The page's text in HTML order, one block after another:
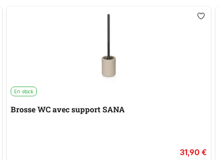
En stock
Brosse WC avec support SANA
31,90 €